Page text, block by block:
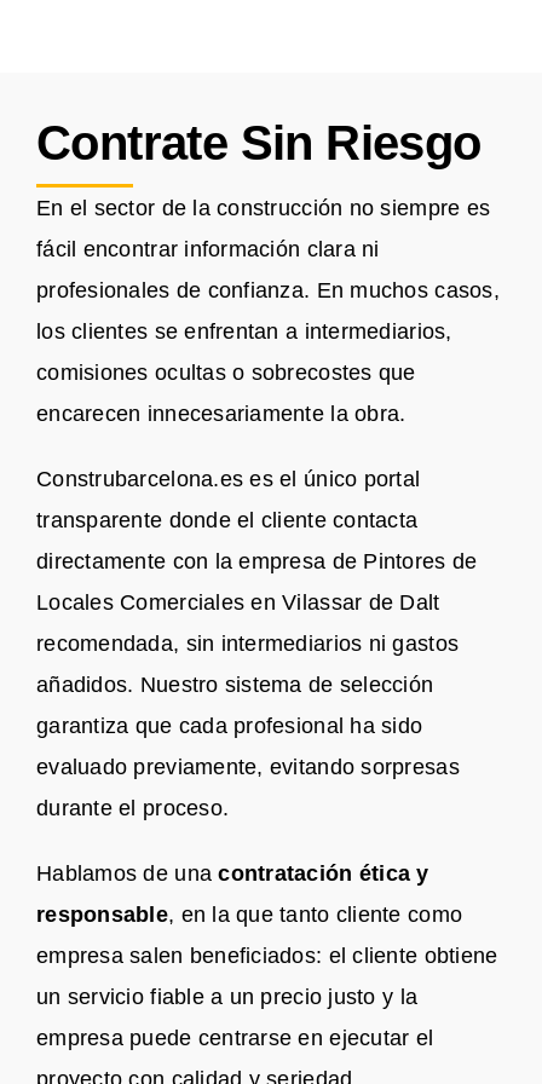
Contrate Sin Riesgo
En el sector de la construcción no siempre es
fácil encontrar información clara ni
profesionales de confianza. En muchos casos,
los clientes se enfrentan a intermediarios,
comisiones ocultas o sobrecostes que
encarecen innecesariamente la obra.
Construbarcelona.es es el único portal
transparente donde el cliente contacta
directamente con la empresa de Pintores de
Locales Comerciales en Vilassar de Dalt
recomendada, sin intermediarios ni gastos
añadidos. Nuestro sistema de selección
garantiza que cada profesional ha sido
evaluado previamente, evitando sorpresas
durante el proceso.
Hablamos de unacontratación ética y
responsable, en la que tanto cliente como
empresa salen beneficiados: el cliente obtiene
un servicio fiable a un precio justo y la
empresa puede centrarse en ejecutar el